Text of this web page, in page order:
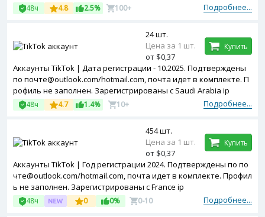
Подробнее...
48ч 4.8 2.5% 100+
Аккаунты TikTok | Дата регистрации - 10.2025. Подтверждены
по почте@outlook.com/hotmail.com, почта идет в комплекте. П
рофиль не заполнен. Зарегистрированы с Saudi Arabia ip
Подробнее...
48ч 4.7 1.4% 10+
24 шт.
Цена за 1 шт.
от $0,37
Купить
Аккаунты TikTok | Год регистрации 2024. Подтверждены по по
чте@outlook.com/hotmail.com, почта идет в комплекте. Профил
ь не заполнен. Зарегистрированы с France ip
Подробнее...
48ч 0 0% 0-10
454 шт.
Цена за 1 шт.
от $0,37
Купить